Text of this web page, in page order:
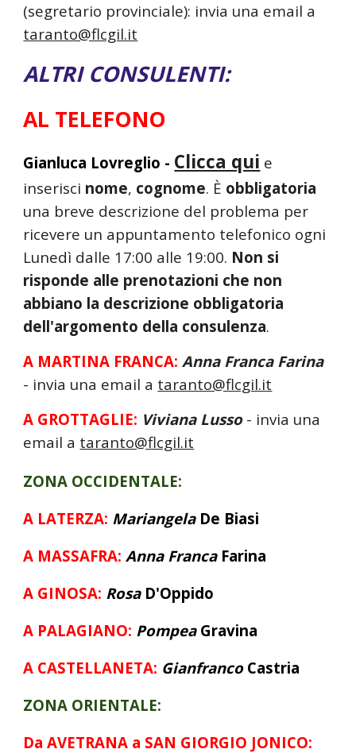
(segretario provinciale): invia una email a
taranto@flcgil.it
ALTRI CONSULENTI:
AL TELEFONO
Gianluca Lovreglio - Clicca qui e
inserisci nome, cognome. È obbligatoria
una breve descrizione del problema per
ricevere un appuntamento telefonico ogni
Lunedì dalle 17:00 alle 19:00. Non si
risponde alle prenotazioni che non
abbiano la descrizione obbligatoria
dell'argomento della consulenza.
A MARTINA FRANCA:Anna Franca Farina
- invia una email a taranto@flcgil.it
A GROTTAGLIE: Viviana Lusso- invia una
email a taranto@flcgil.it
ZONA OCCIDENTALE:
A LATERZA: Mariangela De Biasi
A MASSAFRA:Anna Franca Farina
A GINOSA: RosaD'Oppido
A PALAGIANO: Pompea Gravina
A CASTELLANETA: Gianfranco Castria
ZONA ORIENTALE:
Da AVETRANA a SAN GIORGIO JONICO: